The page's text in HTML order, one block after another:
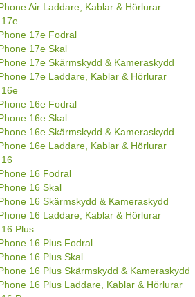
Air Fodral
Air Skal
Air Skärmskydd & Kameraskydd
Air Laddare, Kablar & Hörlurar
17e
17e Fodral
17e Skal
17e Skärmskydd & Kameraskydd
17e Laddare, Kablar & Hörlurar
16e
16e Fodral
16e Skal
16e Skärmskydd & Kameraskydd
16e Laddare, Kablar & Hörlurar
16
16 Fodral
16 Skal
16 Skärmskydd & Kameraskydd
16 Laddare, Kablar & Hörlurar
16 Plus
16 Plus Fodral